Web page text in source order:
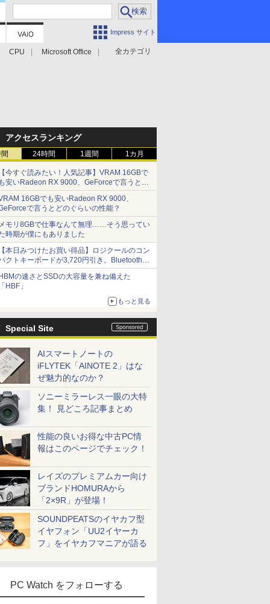
Impress サイト
全カテゴリ
CPU Microsoft Office
アクセスランキング
24時間 1週間 1カ月
今すぐ読みたい！人気記事】VRAM 16GBで
安いRadeon RX 9000、GeForceで言うとど
ぐらいの性能？ - PC Watch
16GBでも安いRadeon RX 9000、
で言うとどのぐらいの性能？
モリ8GBで仕事なんて無理……そう思ってい
時期が僕にもありました
本日みつけたお買い得品】ロジクールのコン
クトキーボードが3,720円引き。Bluetoothで3
接続対応
の速さとSSDの大容量を兼ね備えた
HBF」
もっと見る
Special Site
AIスマートノートの
iFLYTEK「AINOTE 2」はな
ぜ魅力的なのか？
ソニーミラーレス一眼の大特
集！ 見どころ記事まとめ
性能の良いお得な中古PC情
報はこのページでチェック！
レイズのプレミアムカー向け
ブランドHOMURAから
「2×9R」が登場！
SOUNDPEATSのイヤカフ型
イヤフォン「UU2イヤーカ
フ」をイヤカフマニアが語る
PC Watch をフォローする